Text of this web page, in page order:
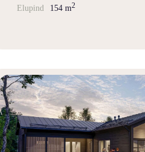
Elupind 154 m2